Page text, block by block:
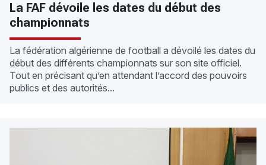
La FAF dévoile les dates du début des
championnats
La fédération algérienne de football a dévoilé les dates du
début des différents championnats sur son site officiel.
Tout en précisant qu’en attendant l’accord des pouvoirs
publics et des autorités...